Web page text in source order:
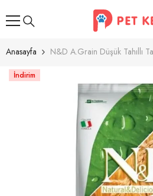
Anasayfa N&D A.Grain Düşük Tahıllı
İndirim